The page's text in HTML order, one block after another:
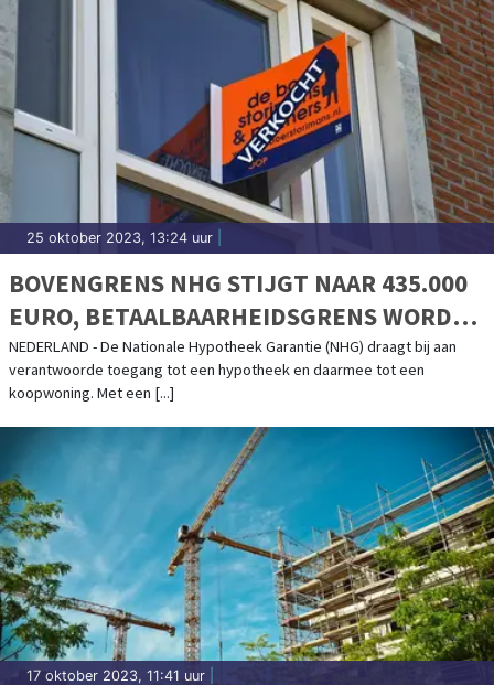
25 oktober 2023, 13:24 uur
BOVENGRENS NHG STIJGT NAAR 435.000
EURO, BETAALBAARHEIDSGRENS WORDT
390.000 EURO
NEDERLAND - De Nationale Hypotheek Garantie (NHG) draagt bij aan
verantwoorde toegang tot een hypotheek en daarmee tot een
koopwoning. Met een [...]
17 oktober 2023, 11:41 uur